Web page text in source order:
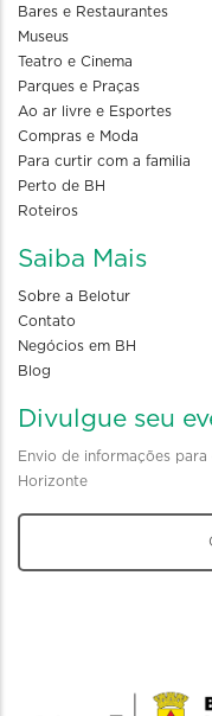
Bares e Restaurantes
Museus
Teatro e Cinema
Parques e Praças
Ao ar livre e Esportes
Compras e Moda
Para curtir com a familia
Perto de BH
Roteiros
Saiba Mais
Sobre a Belotur
Contato
Negócios em BH
Blog
Divulgue seu
Envio de informações
Horizonte